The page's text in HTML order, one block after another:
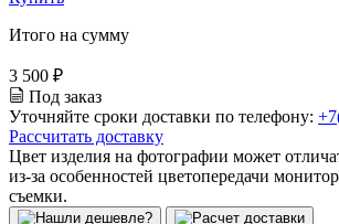
Итого на сумму
3 500 ₽
Под заказ
Уточняйте сроки доставки по телефону:
Рассчитать доставку
Цвет изделия на фотографии может
из-за особенностей цветопередачи
съемки.